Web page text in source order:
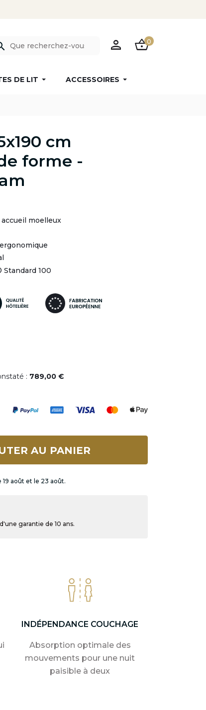
PERSON SHOPPING_BASKET0
DE LIT ACCESSOIRES
cm
forme -
moelleux
Standard 100
: 789,00 €
AU PANIER
août et le 23 août.
garantie de 10 ans.
INDÉPENDANCE COUCHAGE
Absorption optimale des
mouvements pour une nuit
paisible à deux